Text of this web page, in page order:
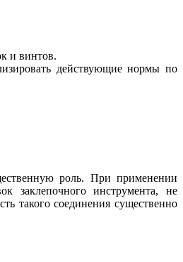
и винтов.
действующие нормы по
роль. При применении
заклепочного инструмента, не
такого соединения существенно